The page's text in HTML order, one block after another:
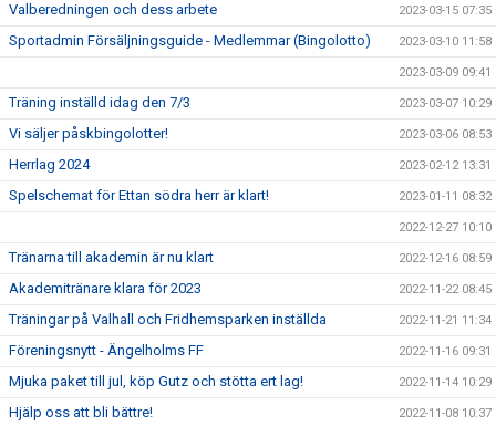
Valberedningen och dess arbete 2023-03-15 07:35
Sportadmin Försäljningsguide - Medlemmar (Bingolotto) 2023-03-10 11:58
2023-03-09 09:41
Träning inställd idag den 7/3 2023-03-07 10:29
Vi säljer påskbingolotter! 2023-03-06 08:53
Herrlag 2024 2023-02-12 13:31
Spelschemat för Ettan södra herr är klart! 2023-01-11 08:32
2022-12-27 10:10
Tränarna till akademin är nu klart 2022-12-16 08:59
Akademitränare klara för 2023 2022-11-22 08:45
Träningar på Valhall och Fridhemsparken inställda 2022-11-21 11:34
Föreningsnytt - Ängelholms FF 2022-11-16 09:31
Mjuka paket till jul, köp Gutz och stötta ert lag! 2022-11-14 10:29
Hjälp oss att bli bättre! 2022-11-08 10:37